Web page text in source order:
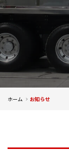
ホーム お知らせ